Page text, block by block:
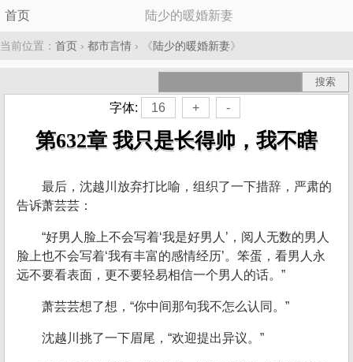
首页 陆少的暖婚新妻
当前位置： 首页 › 都市言情 › 《陆少的暖婚新妻》
字体: 16 + -
第632章 我只是长得帅，我不瞎
最后，沈越川放弃打比喻，组织了一下措辞，严肃的
告诉萧芸芸：
“好男人脸上不会写着‘我是好男人’，阅人无数的男人
脸上也不会写着‘我有丰富的感情经历’。笨蛋，看男人永
远不要看表面，更不要轻易相信一个男人的话。”
萧芸芸想了想，“你中间那句我不怎么认同。”
沈越川挑了一下眉尾，“欢迎提出异议。”